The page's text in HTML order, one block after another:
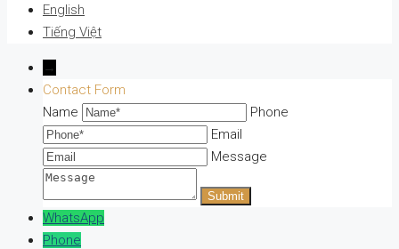
English
Tiếng Việt
→
Contact Form
Name
Phone
Email
Message
WhatsApp
Phone